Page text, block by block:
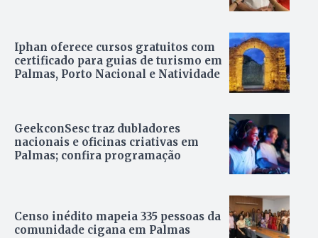
Iphan oferece cursos gratuitos com
certificado para guias de turismo em
Palmas, Porto Nacional e Natividade
GeekconSesc traz dubladores
nacionais e oficinas criativas em
Palmas; confira programação
Censo inédito mapeia 335 pessoas da
comunidade cigana em Palmas